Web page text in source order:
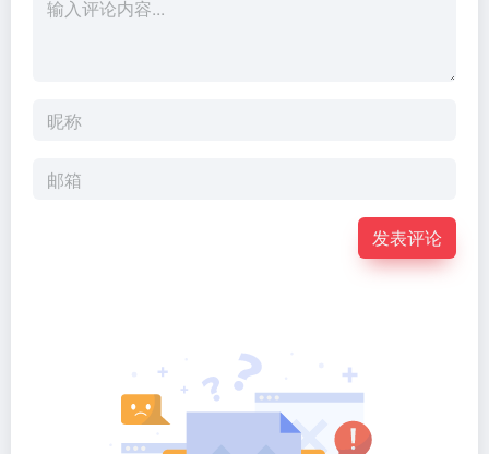
发表评论